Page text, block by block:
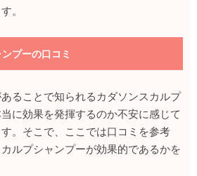
。
プーの口コミ
ることで知られるカダソンスカルプ
に効果を発揮するのか不安に感じて
。そこで、ここでは口コミを参考
ルプシャンプーが効果的であるかを